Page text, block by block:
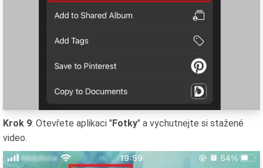
Krok 9: Otevřete aplikaci "Fotky" a vychutnejte si stažené
video.